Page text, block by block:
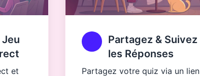
et
Partagez & Suivez
les Réponses
Partagez votre quiz via un lien